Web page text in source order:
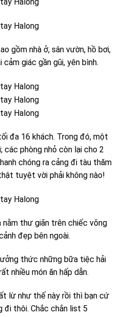
gồm nhà ở, sân vườn, hồ bơi,
giác gần gũi, yên bình.
đa 16 khách. Trong đó, một
các phòng nhỏ còn lại cho 2
chóng ra cảng đi tàu thăm
tuyệt vời phải không nào!
thư giãn trên chiếc võng
đẹp bên ngoài.
thức những bữa tiệc hải
nhiều món ăn hấp dẫn.
lừ như thế này rồi thì bạn cứ
đi thôi. Chắc chắn list 5